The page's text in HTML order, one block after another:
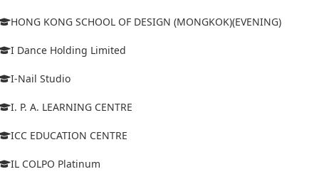
HONG KONG SCHOOL OF DESIGN (MONGKOK)(EVENING)
I Dance Holding Limited
I-Nail Studio
I. P. A. LEARNING CENTRE
ICC EDUCATION CENTRE
IL COLPO Platinum